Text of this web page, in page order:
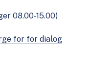
08.00-15.00)
for for dialog